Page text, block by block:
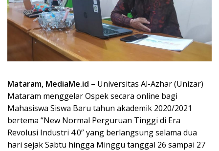
Mataram, MediaMe.id – Universitas Al-Azhar (Unizar)
Mataram menggelar Ospek secara online bagi
Mahasiswa Siswa Baru tahun akademik 2020/2021
bertema “New Normal Perguruan Tinggi di Era
Revolusi Industri 4.0” yang berlangsung selama dua
hari sejak Sabtu hingga Minggu tanggal 26 sampai 27